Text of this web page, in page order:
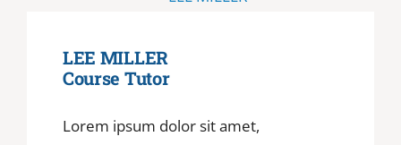
LEE MILLER
Course Tutor
Lorem ipsum dolor sit amet,